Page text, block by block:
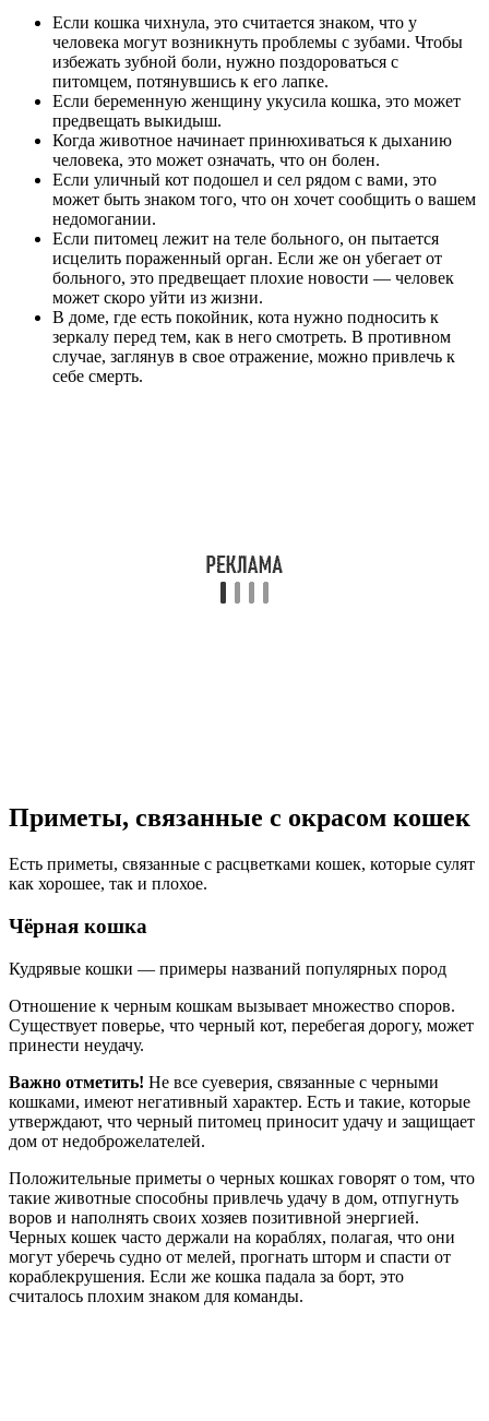
Если кошка чихнула, это считается знаком, что у
человека могут возникнуть проблемы с зубами. Чтобы
избежать зубной боли, нужно поздороваться с
питомцем, потянувшись к его лапке.
Если беременную женщину укусила кошка, это может
предвещать выкидыш.
Когда животное начинает принюхиваться к дыханию
человека, это может означать, что он болен.
Если уличный кот подошел и сел рядом с вами, это
может быть знаком того, что он хочет сообщить о вашем
недомогании.
Если питомец лежит на теле больного, он пытается
исцелить пораженный орган. Если же он убегает от
больного, это предвещает плохие новости — человек
может скоро уйти из жизни.
В доме, где есть покойник, кота нужно подносить к
зеркалу перед тем, как в него смотреть. В противном
случае, заглянув в свое отражение, можно привлечь к
себе смерть.
Приметы, связанные с окрасом кошек
Есть приметы, связанные с расцветками кошек, которые сулят
как хорошее, так и плохое.
Чёрная кошка
Кудрявые кошки — примеры названий популярных пород
Отношение к черным кошкам вызывает множество споров.
Существует поверье, что черный кот, перебегая дорогу, может
принести неудачу.
Важно отметить! Не все суеверия, связанные с черными
кошками, имеют негативный характер. Есть и такие, которые
утверждают, что черный питомец приносит удачу и защищает
дом от недоброжелателей.
Положительные приметы о черных кошках говорят о том, что
такие животные способны привлечь удачу в дом, отпугнуть
воров и наполнять своих хозяев позитивной энергией.
Черных кошек часто держали на кораблях, полагая, что они
могут уберечь судно от мелей, прогнать шторм и спасти от
кораблекрушения. Если же кошка падала за борт, это
считалось плохим знаком для команды.